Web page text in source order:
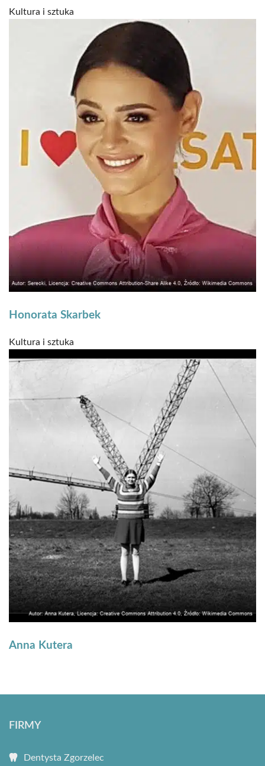
Kultura i sztuka
Honorata Skarbek
Kultura i sztuka
Anna Kutera
FIRMY
Dentysta Zgorzelec